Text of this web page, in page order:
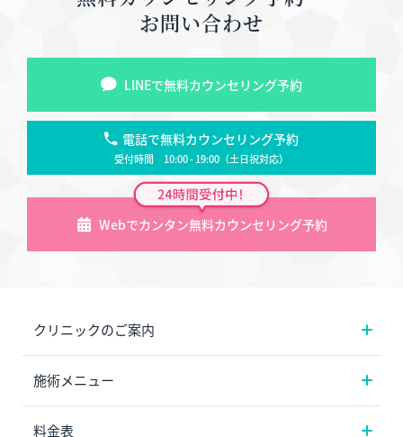
お問い合わせ
LINEで無料カウンセリング予約
電話で無料カウンセリング予約
受付時間 10:00 - 19:00（土日祝対応）
Webでカンタン無料カウンセリング予約
クリニックのご案内
施術メニュー
料金表